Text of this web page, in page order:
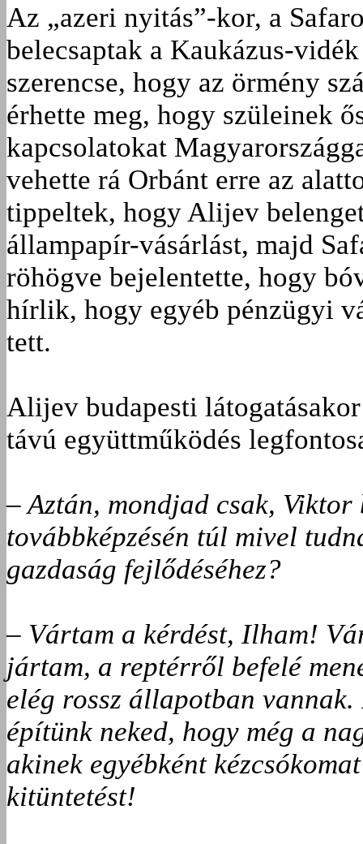
Az „azeri nyitás”-kor, a
belecsaptak a Kaukázus-
szerencse, hogy az örmény
érhette meg, hogy szüleinek
kapcsolatokat
vehette rá Orbánt erre az
tippeltek, hogy Alijev
állampapír-vásárlást, majd
röhögve bejelentette, hogy
hírlik, hogy egyéb pénzügyi
tett.
Alijev budapesti
távú együttműködés
– Aztán, mondjad csak,
továbbképzésén túl mivel
gazdaság fejlődéséhez?
– Vártam a kérdést, Ilham!
jártam, a reptérről befelé
elég rossz állapotban
építünk neked, hogy még a
akinek egyébként
kitüntetést!